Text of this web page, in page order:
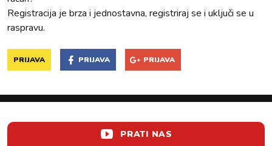
Registracija je brza i jednostavna, registriraj se i uključi se u
raspravu.
PRIJAVA PRIJAVA PRIJAVA
PRATI NAS